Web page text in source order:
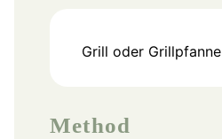
Grill oder Grillpfanne
Method